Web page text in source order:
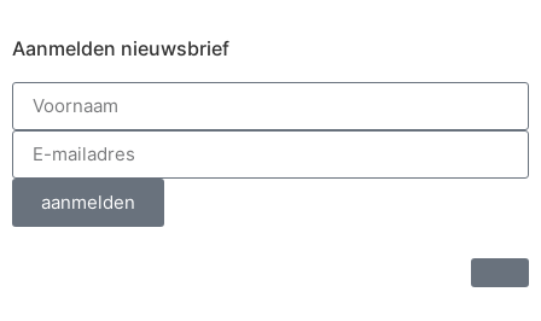
Aanmelden nieuwsbrief
aanmelden